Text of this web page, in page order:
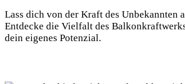
Lass dich von‌ der Kraft des ⁤Unbekannten
Entdecke die Vielfalt des
dein eigenes Potenzial.